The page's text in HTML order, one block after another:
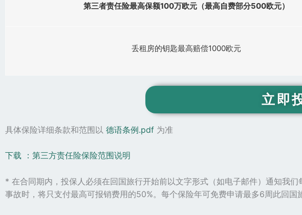
第三者责任险最高保额100万欧元（最高自费部分500欧元）
丢租房的钥匙最高赔偿1000欧元
立即
具体保险详细条款和范围以 德语条例.pdf 为准
下载 ：第三方责任险保险范围说明
* 在合同期内，投保人必须在回国旅行开始前以文字形式（如电子邮件）通知我
事故时，将只支付最高可报销费用的50%。每个保险年可免费申请最多6周此回国